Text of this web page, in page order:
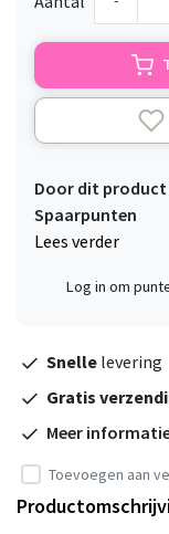
Door dit product
Spaarpunten
Lees verder
Log in om
Snelle levering
Gratis
Meer
Toevoegen aan